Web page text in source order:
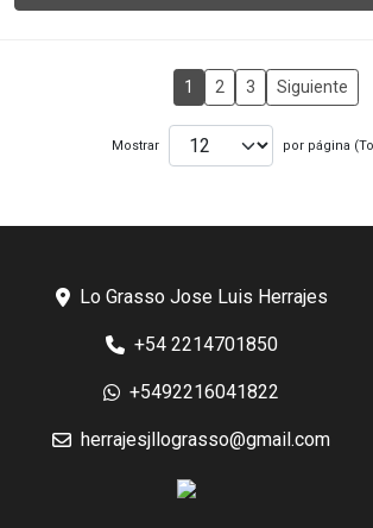
1 2 3 Siguiente
Mostrar por página
Lo Grasso Jose Luis Herrajes
+54 2214701850
+5492216041822
herrajesjllograsso@gmail.com